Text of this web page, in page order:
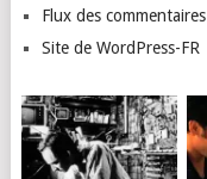
Flux des commentaires
Site de WordPress-FR